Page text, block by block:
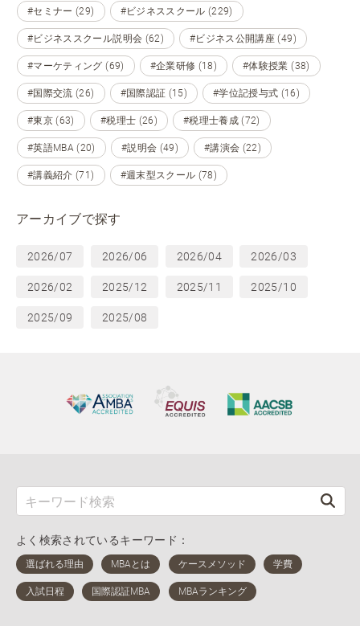
#セミナー (29) #ビジネススクール (229)
#ビジネススクール説明会 (62) #ビジネス公開講座 (49)
#マーケティング (69) #企業研修 (18) #体験授業 (38)
#国際交流 (26) #国際認証 (15) #学位記授与式 (16)
#東京 (63) #税理士 (26) #税理士養成 (72)
#英語MBA (20) #説明会 (49) #講演会 (22)
#講義紹介 (71) #週末型スクール (78)
アーカイブで探す
2026/07 2026/06 2026/04 2026/03
2026/02 2025/12 2025/11 2025/10
2025/09 2025/08
よく検索されているキーワード：